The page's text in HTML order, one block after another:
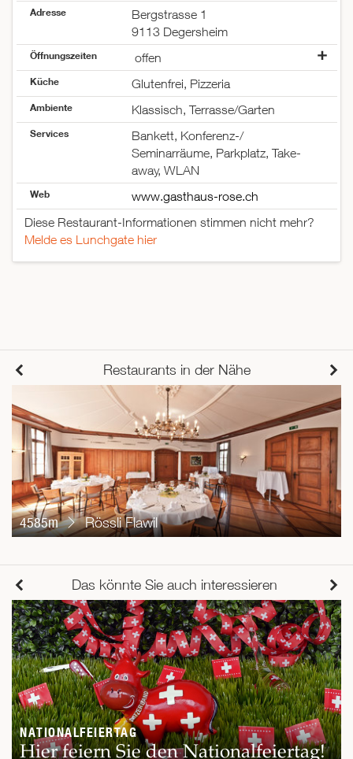
Adresse
Bergstrasse 1
9113 Degersheim
Öffnungszeiten
offen
Montag
Mittwoch
Donnerstag
offen
geschlossen
offen
offen
offen
offen
offen
Küche Glutenfrei, Pizzeria
Ambiente Klassisch, Terrasse/Garten
Services
Bankett, Konferenz-/
Seminarräume, Parkplatz, Take-
away, WLAN
Web
www.gasthaus-rose.ch
Diese Restaurant-Informationen stimmen nicht mehr?
Melde es Lunchgate hier
Restaurants in der Nähe
4585m Rössli Flawil
Das könnte Sie auch interessieren
NATIONALFEIERTAG
Hier feiern Sie den Nationalfeiertag!